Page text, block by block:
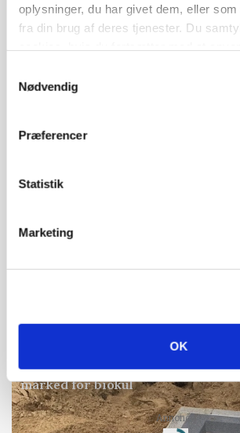
oplysninger, du har givet dem, eller
fra din brug af deres tjenester. Du
Nødvendig
Præferencer
Statistik
Marketing
OK
Ejer eller medejer? Nyt tv-format
landbrugets ejerstruktur
MARKED
Fra mark til mur: Byggeriet kan
marked for biokul
Annonce